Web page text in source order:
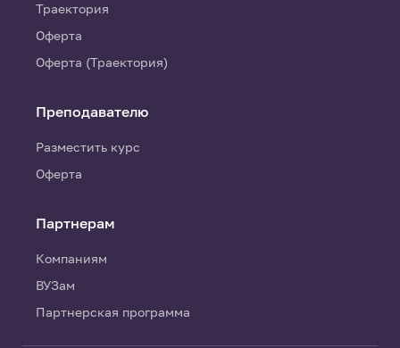
Траектория
Оферта
Оферта (Траектория)
Преподавателю
Разместить курс
Оферта
Партнерам
Компаниям
ВУЗам
Партнерская программа